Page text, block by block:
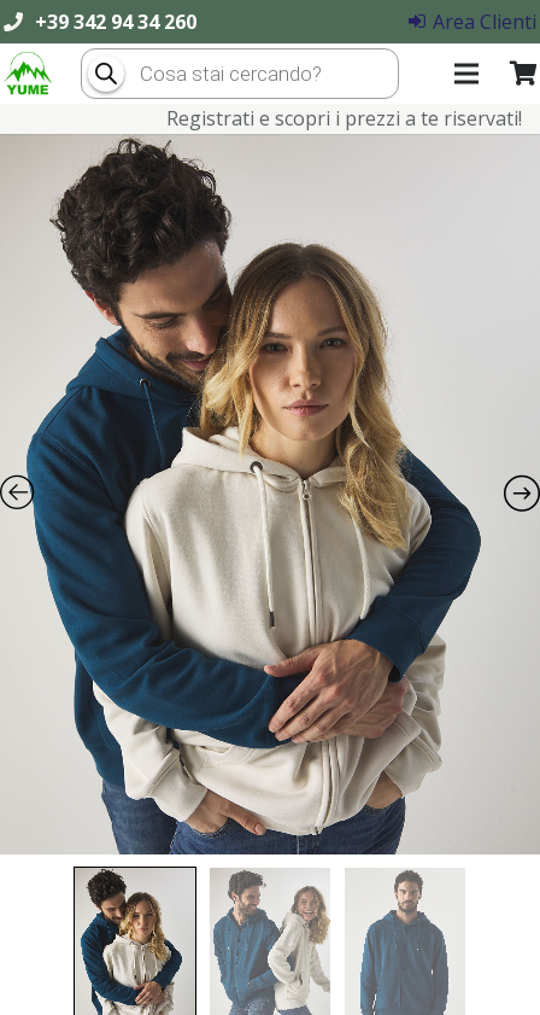
+39 342 94 34 260
Area Clienti
Products
search
Registrati e scopri i prezzi a te riservati!